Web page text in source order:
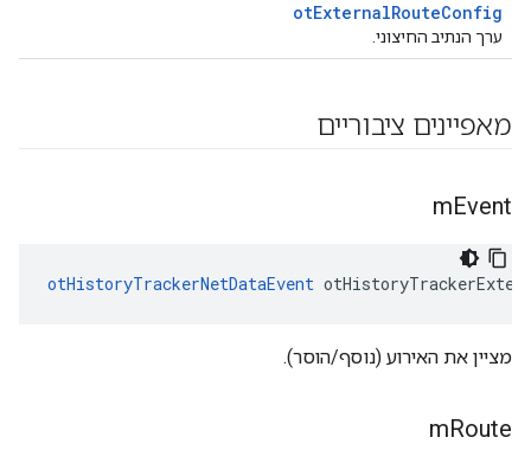
otExternalRouteConfig
ערך הנתיב החיצוני.
מאפיינים ציבוריים
mEvent
otHistoryTrackerNetDataEvent
מציין את האירוע (נוסף/הוסר).
mRoute